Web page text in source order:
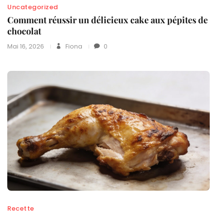
Uncategorized
Comment réussir un délicieux cake aux pépites de
chocolat
Mai 16, 2026 Fiona 0
Recette